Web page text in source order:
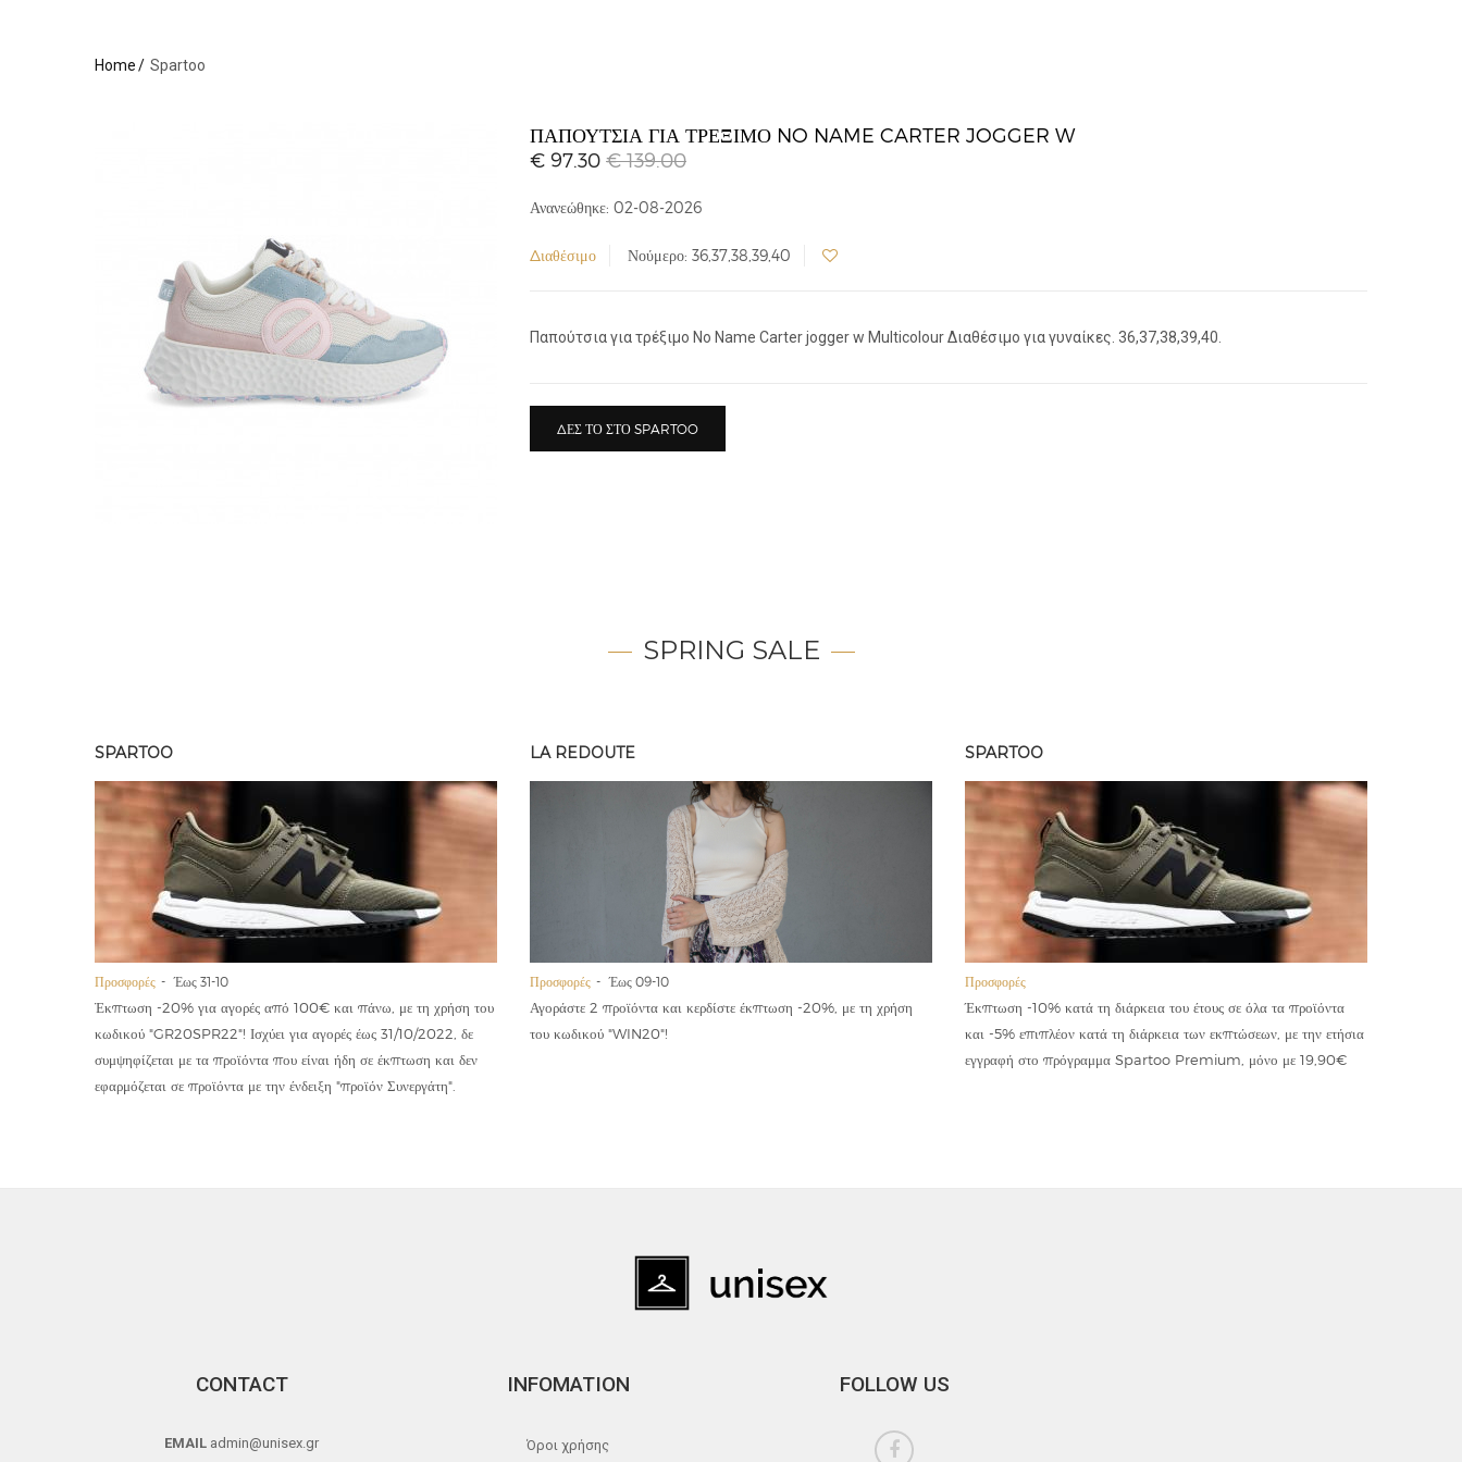
Home Spartoo
ΠΑΠΟΎΤΣΙΑ ΓΙΑ ΤΡΈΞΙΜΟ NO NAME CARTER JOGGER W
€ 97.30 € 139.00
Ανανεώθηκε: 02-08-2026
Διαθέσιμο Νούμερο: 36,37,38,39,40
Παπούτσια για τρέξιμο No Name Carter jogger w Multicolour Διαθέσιμο για γυναίκες. 36,37,38,39,40.
ΔΕΣ ΤΟ ΣΤΟ SPARTOO
SPRING SALE
SPARTOO
Προσφορές Έως 31-10
Έκπτωση -20% για αγορές από 100€ και πάνω, με τη χρήση του
κωδικού "GR20SPR22"! Ισχύει για αγορές έως 31/10/2022, δε
συμψηφίζεται με τα προϊόντα που είναι ήδη σε έκπτωση και δεν
εφαρμόζεται σε προϊόντα με την ένδειξη "προϊόν Συνεργάτη".
LA REDOUTE
Προσφορές Έως 09-10
Αγοράστε 2 προϊόντα και κερδίστε έκπτωση -20%, με τη χρήση
του κωδικού "WIN20"!
SPARTOO
Προσφορές
Έκπτωση -10% κατά τη διάρκεια του έτους σε όλα τα προϊόντα
και -5% επιπλέον κατά τη διάρκεια των εκπτώσεων, με την ετήσια
εγγραφή στο πρόγραμμα Spartoo Premium, μόνο με 19,90€
CONTACT
EMAIL admin@unisex.gr
INFOMATION
Όροι χρήσης
FOLLOW US